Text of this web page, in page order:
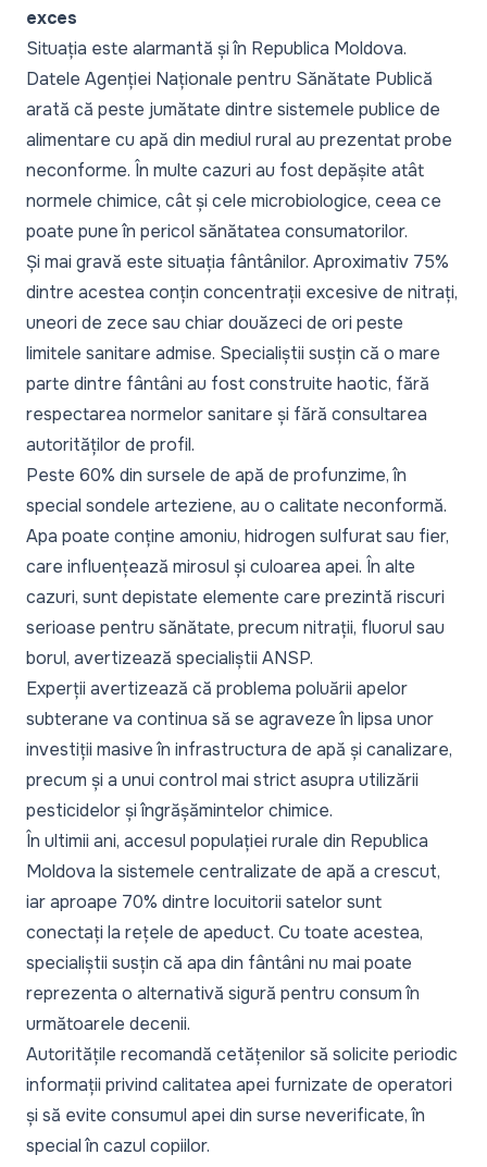
exces
Situația este alarmantă și în Republica Moldova.
Datele Agenției Naționale pentru Sănătate Publică
arată că peste jumătate dintre sistemele publice de
alimentare cu apă din mediul rural au prezentat probe
neconforme. În multe cazuri au fost depășite atât
normele chimice, cât și cele microbiologice, ceea ce
poate pune în pericol sănătatea consumatorilor.
Și mai gravă este situația fântânilor. Aproximativ 75%
dintre acestea conțin concentrații excesive de nitrați,
uneori de zece sau chiar douăzeci de ori peste
limitele sanitare admise. Specialiștii susțin că o mare
parte dintre fântâni au fost construite haotic, fără
respectarea normelor sanitare și fără consultarea
autorităților de profil.
Peste 60% din sursele de apă de profunzime, în
special sondele arteziene, au o calitate neconformă.
Apa poate conține amoniu, hidrogen sulfurat sau fier,
care influențează mirosul și culoarea apei. În alte
cazuri, sunt depistate elemente care prezintă riscuri
serioase pentru sănătate, precum nitrații, fluorul sau
borul, avertizează specialiștii ANSP.
Experții avertizează că problema poluării apelor
subterane va continua să se agraveze în lipsa unor
investiții masive în infrastructura de apă și canalizare,
precum și a unui control mai strict asupra utilizării
pesticidelor și îngrășămintelor chimice.
În ultimii ani, accesul populației rurale din Republica
Moldova la sistemele centralizate de apă a crescut,
iar aproape 70% dintre locuitorii satelor sunt
conectați la rețele de apeduct. Cu toate acestea,
specialiștii susțin că apa din fântâni nu mai poate
reprezenta o alternativă sigură pentru consum în
următoarele decenii.
Autoritățile recomandă cetățenilor să solicite periodic
informații privind calitatea apei furnizate de operatori
și să evite consumul apei din surse neverificate, în
special în cazul copiilor.